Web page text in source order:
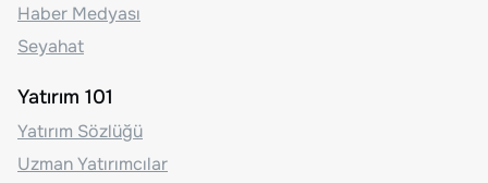
Haber Medyası
Seyahat
Yatırım 101
Yatırım Sözlüğü
Uzman Yatırımcılar